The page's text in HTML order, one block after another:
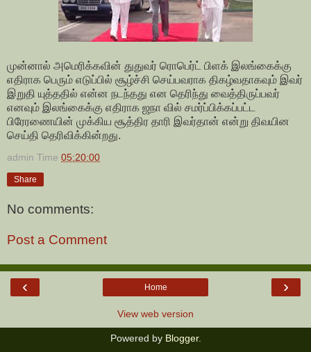
முன்னால் அமெரிக்கவின் துதுவர் ரொபெர்ட் பிளக் இலங்கைக்கு
எதிராக பெரும் எடுப்பில் சூழ்ச்சி செய்பவராக திகழ்வதாகவும் இவர்
இறுதி யுத்ததில் என்ன நடந்தது என தெரிந்து வைத்திருப்பவர்
எனவும் இலங்கைக்கு எதிராக ஜநா வில் சமர்ப்பிக்கப்பட்ட
பிரேரணையின் முக்கிய சூத்திர தாரி இவர்தான் என்று திவயின
செய்தி தெரிவிக்கின்றது.
admin Time 05:20:00
Share
No comments:
Post a Comment
‹ ›
Home
View web version
Powered by Blogger.